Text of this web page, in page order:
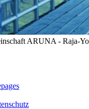
ARUNA - Raja-